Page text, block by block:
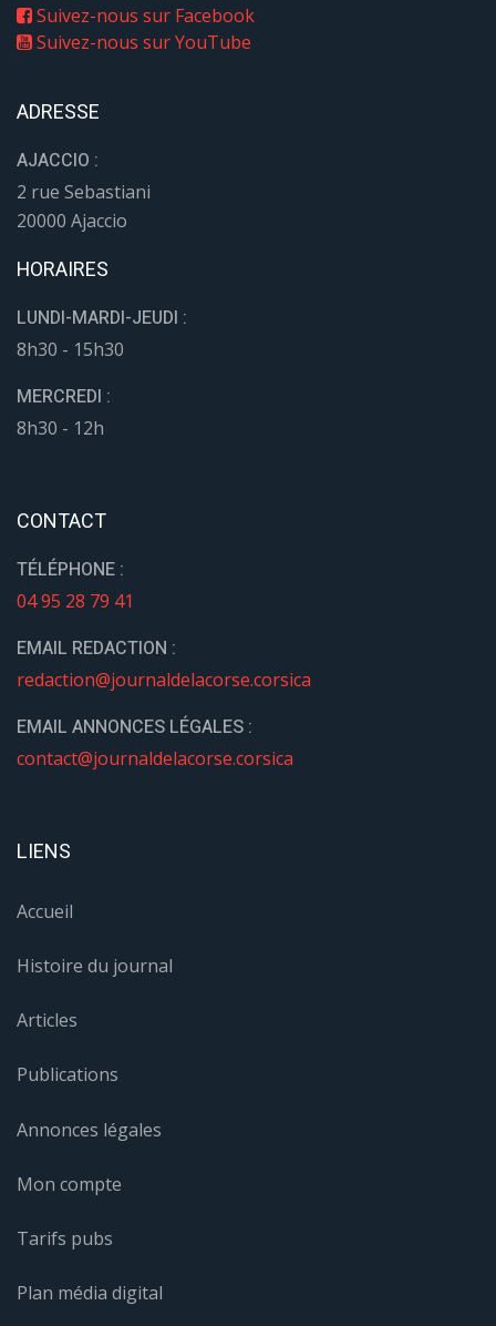
Suivez-nous sur Facebook
Suivez-nous sur YouTube
ADRESSE
AJACCIO :
2 rue Sebastiani
20000 Ajaccio
HORAIRES
LUNDI-MARDI-JEUDI :
8h30 - 15h30
MERCREDI :
8h30 - 12h
CONTACT
TÉLÉPHONE :
04 95 28 79 41
EMAIL REDACTION :
redaction@journaldelacorse.corsica
EMAIL ANNONCES LÉGALES :
contact@journaldelacorse.corsica
LIENS
Accueil
Histoire du journal
Articles
Publications
Annonces légales
Mon compte
Tarifs pubs
Plan média digital